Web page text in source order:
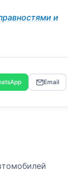
и
Email